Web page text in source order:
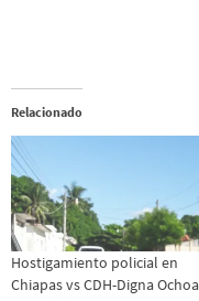
Relacionado
Hostigamiento policial en
Chiapas vs CDH-Digna Ochoa